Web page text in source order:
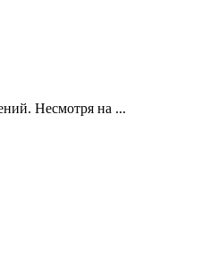
Несмотря на ...